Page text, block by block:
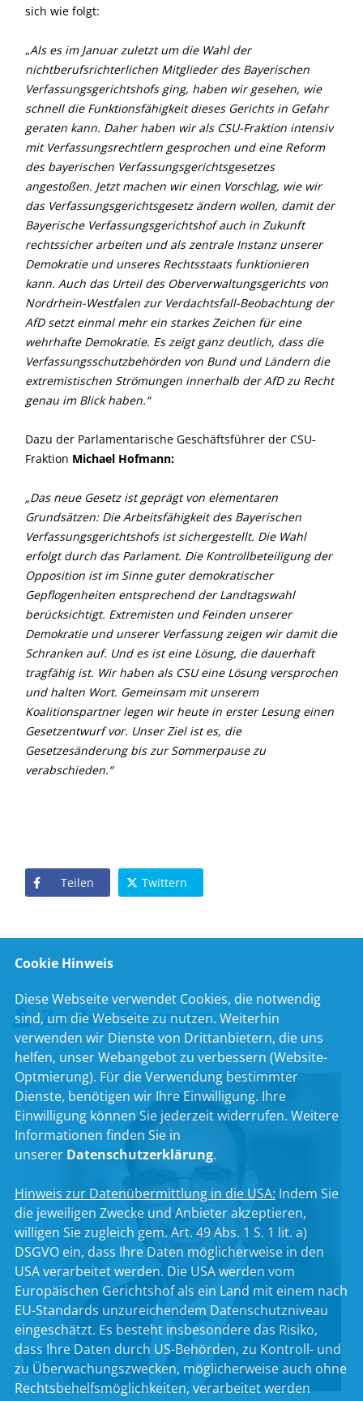
sich wie folgt:
Als es im Januar zuletzt um die Wahl der
nichtberufsrichterlichen Mitglieder des Bayerischen
Verfassungsgerichtshofs ging, haben wir gesehen, wie
schnell die Funktionsfähigkeit dieses Gerichts in Gefahr
geraten kann. Daher haben wir als CSU-Fraktion intensiv
mit Verfassungsrechtlern gesprochen und eine Reform
des bayerischen Verfassungsgerichtsgesetzes
angestoßen. Jetzt machen wir einen Vorschlag, wie wir
das Verfassungsgerichtsgesetz ändern wollen, damit der
Bayerische Verfassungsgerichtshof auch in Zukunft
rechtssicher arbeiten und als zentrale Instanz unserer
Demokratie und unseres Rechtsstaats funktionieren
kann. Auch das Urteil des Oberverwaltungsgerichts von
Nordrhein-Westfalen zur Verdachtsfall-Beobachtung der
AfD setzt einmal mehr ein starkes Zeichen für eine
wehrhafte Demokratie. Es zeigt ganz deutlich, dass die
Verfassungsschutzbehörden von Bund und Ländern die
extremistischen Strömungen innerhalb der AfD zu Recht
genau im Blick haben.“
Dazu der Parlamentarische Geschäftsführer der CSU-
Fraktion Michael Hofmann:
Das neue Gesetz ist geprägt von elementaren
Grundsätzen: Die Arbeitsfähigkeit des Bayerischen
Verfassungsgerichtshofs ist sichergestellt. Die Wahl
erfolgt durch das Parlament. Die Kontrollbeteiligung der
Opposition ist im Sinne guter demokratischer
Gepflogenheiten entsprechend der Landtagswahl
berücksichtigt. Extremisten und Feinden unserer
Demokratie und unserer Verfassung zeigen wir damit die
Schranken auf. Und es ist eine Lösung, die dauerhaft
tragfähig ist. Wir haben als CSU eine Lösung versprochen
und halten Wort. Gemeinsam mit unserem
Koalitionspartner legen wir heute in erster Lesung einen
Gesetzentwurf vor. Unser Ziel ist es, die
Gesetzesänderung bis zur Sommerpause zu
verabschieden.“
Teilen Twittern
Zu den Personen
Klaus Holetschek
Cookie Hinweis
Diese Webseite verwendet Cookies, die notwendig
sind, um die Webseite zu nutzen. Weiterhin
verwenden wir Dienste von Drittanbietern, die uns
helfen, unser Webangebot zu verbessern (Website-
Optmierung). Für die Verwendung bestimmter
Dienste, benötigen wir Ihre Einwilligung. Ihre
Einwilligung können Sie jederzeit widerrufen. Weitere
Informationen finden Sie in
unserer Datenschutzerklärung.
Hinweis zur Datenübermittlung in die USA: Indem Sie
die jeweiligen Zwecke und Anbieter akzeptieren,
willigen Sie zugleich gem. Art. 49 Abs. 1 S. 1 lit. a)
DSGVO ein, dass Ihre Daten möglicherweise in den
USA verarbeitet werden. Die USA werden vom
Europäischen Gerichtshof als ein Land mit einem nach
EU-Standards unzureichendem Datenschutzniveau
eingeschätzt. Es besteht insbesondere das Risiko,
dass Ihre Daten durch US-Behörden, zu Kontroll- und
zu Überwachungszwecken, möglicherweise auch ohne
Rechtsbehelfsmöglichkeiten, verarbeitet werden